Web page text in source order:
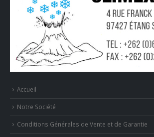
Accueil
Notre Société
Conditions Générales de Vente et de Garantie